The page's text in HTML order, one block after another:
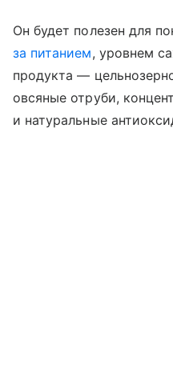
Он будет полезен для
за питанием, уровнем
продукта —
овсяные отруби,
и натуральные